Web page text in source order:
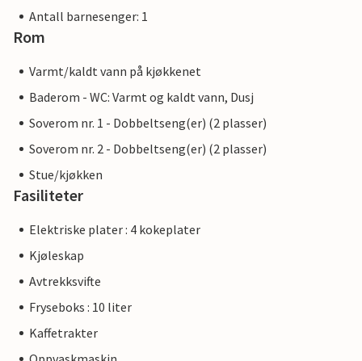
Antall barnesenger: 1
Rom
Varmt/kaldt vann på kjøkkenet
Baderom - WC: Varmt og kaldt vann, Dusj
Soverom nr. 1 - Dobbeltseng(er) (2 plasser)
Soverom nr. 2 - Dobbeltseng(er) (2 plasser)
Stue/kjøkken
Fasiliteter
Elektriske plater : 4 kokeplater
Kjøleskap
Avtrekksvifte
Fryseboks : 10 liter
Kaffetrakter